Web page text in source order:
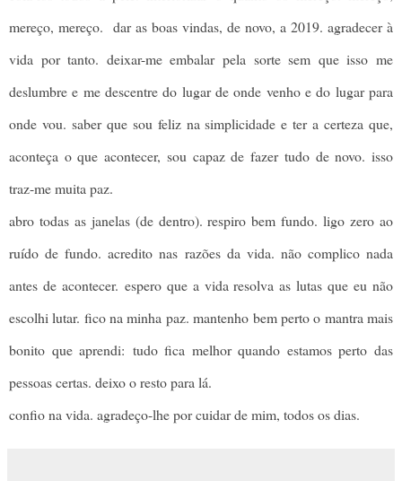
mereço, mereço. dar as boas vindas, de novo, a 2019. agradecer à
vida por tanto. deixar-me embalar pela sorte sem que isso me
deslumbre e me descentre do lugar de onde venho e do lugar para
onde vou. saber que sou feliz na simplicidade e ter a certeza que,
aconteça o que acontecer, sou capaz de fazer tudo de novo. isso
traz-me muita paz.
abro todas as janelas (de dentro). respiro bem fundo. ligo zero ao
ruído de fundo. acredito nas razões da vida. não complico nada
antes de acontecer. espero que a vida resolva as lutas que eu não
escolhi lutar. fico na minha paz. mantenho bem perto o mantra mais
bonito que aprendi: tudo fica melhor quando estamos perto das
pessoas certas. deixo o resto para lá.
confio na vida. agradeço-lhe por cuidar de mim, todos os dias.